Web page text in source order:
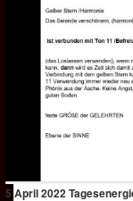
5 April 2022